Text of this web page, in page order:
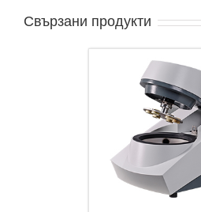
Свързани продукти